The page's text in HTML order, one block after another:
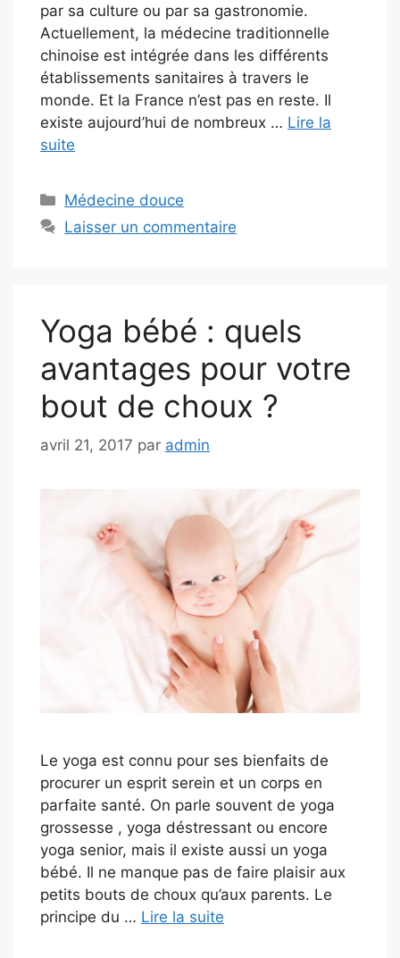
par sa culture ou par sa gastronomie.
Actuellement, la médecine traditionnelle
chinoise est intégrée dans les différents
établissements sanitaires à travers le
monde. Et la France n’est pas en reste. Il
existe aujourd’hui de nombreux … Lire la
suite
Catégories
Médecine douce
Laisser un commentaire
Yoga bébé : quels
avantages pour votre
bout de choux ?
avril 21, 2017 par admin
Le yoga est connu pour ses bienfaits de
procurer un esprit serein et un corps en
parfaite santé. On parle souvent de yoga
grossesse , yoga déstressant ou encore
yoga senior, mais il existe aussi un yoga
bébé. Il ne manque pas de faire plaisir aux
petits bouts de choux qu’aux parents. Le
principe du … Lire la suite